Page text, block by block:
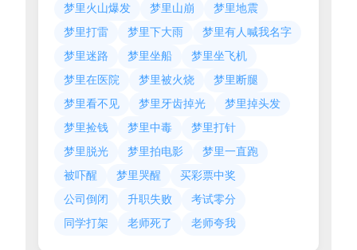
梦里火山爆发 梦里山崩
梦里地震
梦里打雷
梦里下大雨
梦里有人喊我名字
梦里迷路
梦里坐船
梦里坐飞机
梦里在医院
梦里被火烧
梦里断腿
梦里看不见
梦里牙齿掉光
梦里掉头发
梦里捡钱
梦里中毒
梦里打针
梦里脱光
梦里拍电影
梦里一直跑
被吓醒
梦里哭醒
买彩票中奖
公司倒闭
升职失败
考试零分
同学打架
老师死了 老师夸我